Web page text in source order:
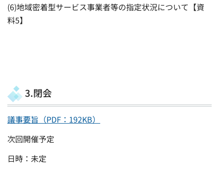
(6)地域密着型サービス事業者等の指定状況について【資
料5】
3.閉会
議事要旨（PDF：192KB）
次回開催予定
日時：未定